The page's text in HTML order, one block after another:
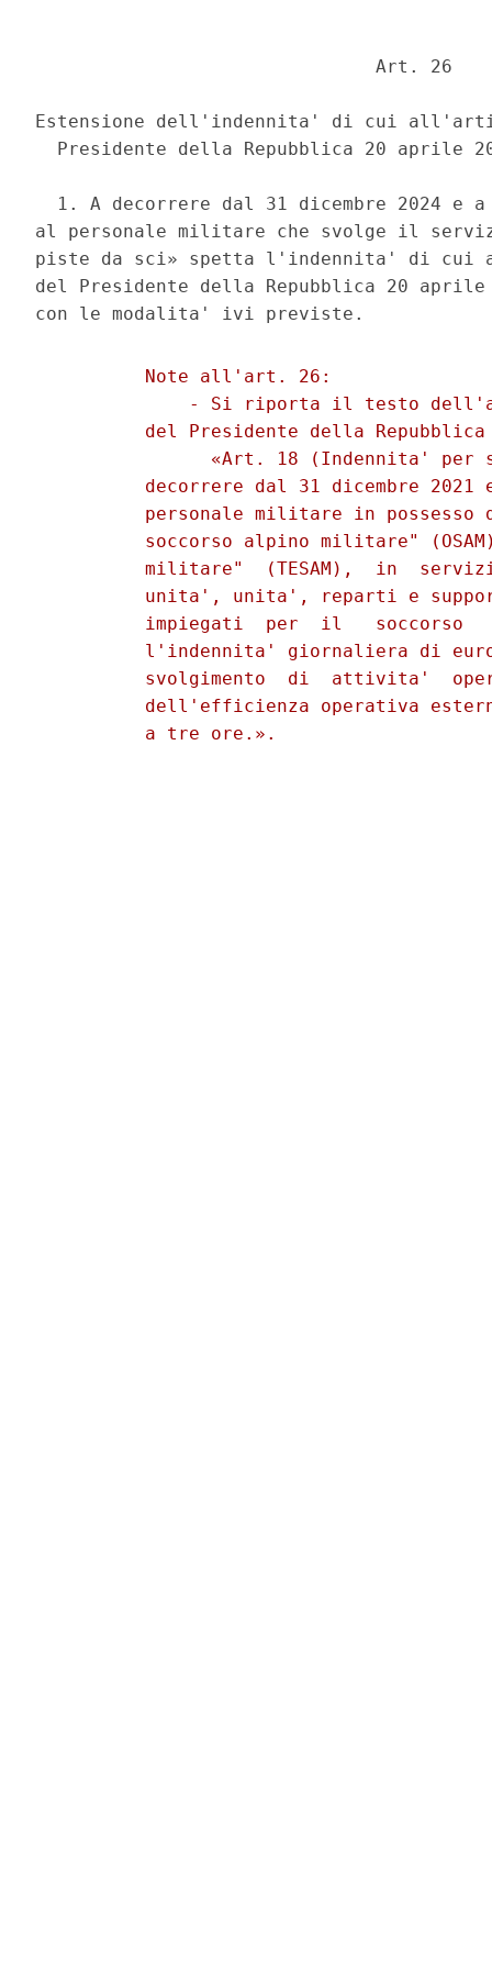
                               Art. 26
Estensione dell'indennita' di cui
Presidente della Repubblica 20 aprile
1. A decorrere dal 31 dicembre 2024 e
al personale militare che svolge il
piste da sci» spetta l'indennita' di cui
del Presidente della Repubblica 20
          Note all'art. 26:
- Si riporta il testo
del Presidente della
«Art. 18 (Indennita' per
decorrere dal 31 dicembre 2021
personale militare in possesso
soccorso alpino militare"
militare"  (TESAM),  in
unita', unita', reparti e
impiegati  per  il   soccorso
l'indennita' giornaliera di
svolgimento  di  attivita'
dell'efficienza operativa